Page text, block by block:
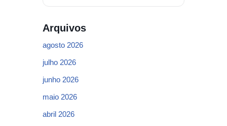
Arquivos
agosto 2026
julho 2026
junho 2026
maio 2026
abril 2026